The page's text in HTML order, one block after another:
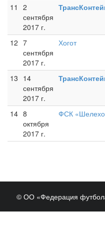
11
2
сентября
2017 г.
12 7
сентября
2017 г.
Хогот
13 14
сентября
2017 г.
14 8
октября
2017 г.
ФСК
© ОО «Федерация